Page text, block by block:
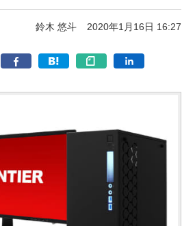
鈴木 悠斗 2020年1月16日 16:27